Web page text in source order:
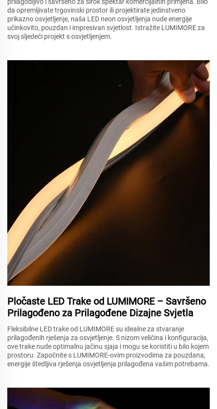
prilagodljivo i savršeno za širok spektar komercijalnih primjena. Bilo
da opremljivate trgovinski prostor ili projektirate jedinstveno
prikazno osvjetljenje, naša LED neon osvjetljenja nude energije
učinkovito, pouzdan i impresivan svjetlost. Istražite LUMIMORE za
svoj sljedeći projekt s osvjetljenjem.
Pločaste LED Trake od LUMIMORE – Savršeno
Prilagođeno za Prilagođene Dizajne Svjetla
Fleksibilne LED trake od LUMIMORE su idealne za stvaranje
prilagođenih rješenja za osvjetljenje. S nizom veličina i konfiguracija,
ove trake nude optimalnu jačinu sjaja i mogu se koristiti u bilo kojem
prostoru. Započnite s LUMIMORE-ovim proizvodima za pouzdana,
energije štedljiva rješenja osvjetljenja prilagođena vašim potrebama.